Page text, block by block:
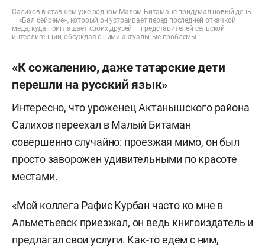
Салихов в ставшем уже родном Малом Битамане придумал новый день
— «Бал бәйрәме», который он устраивает перед последней откачкой
меда, куда приглашает своих друзей — представителей сельской
интеллигенции, обсуждая с ними актуальные проблемы
«К сожалению, даже татарские дети
перешли на русский язык»
Интересно, что уроженец Актанышского района
Салихов переехал в Малый Битаман
совершенно случайно: проезжая мимо, он был
просто заворожен удивительными по красоте
местами.
«Мой коллега Рафис Курбан часто ко мне в
Альметьевск приезжал, он ведь книгоиздатель и
предлагал свои услуги. Как-то едем с ним,